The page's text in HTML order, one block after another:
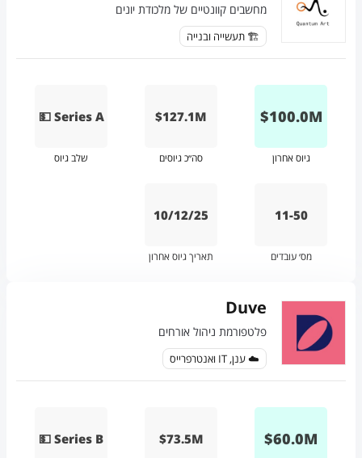
מחשבים קוונטיים של מלכודת יונים
🏗️ תעשייה ובנייה
M
100.0
$
גיוס אחרון
$127.1M
סה״כ גיוסים
💵 Series A
שלב גיוס
11-50
מס׳ עובדים
10/12/25
תאריך גיוס אחרון
Duve
פלטפורמת ניהול אורחים
☁️ ענן, IT ואנטרפרייס
M
60.0
$
$73.5M
💵 Series B